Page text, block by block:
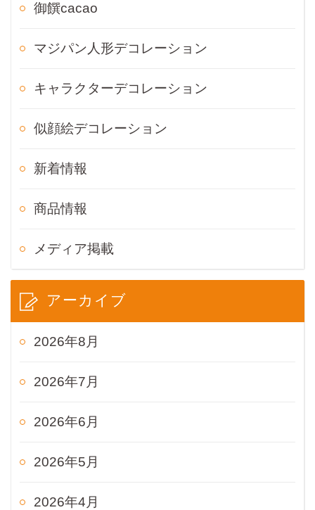
御饌cacao
マジパン人形デコレーション
キャラクターデコレーション
似顔絵デコレーション
新着情報
商品情報
メディア掲載
アーカイブ
2026年8月
2026年7月
2026年6月
2026年5月
2026年4月